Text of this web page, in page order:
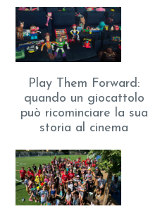
Play Them Forward:
quando un giocattolo
può ricominciare la sua
storia al cinema